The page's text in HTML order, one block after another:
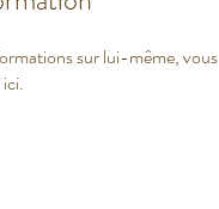
sur lui-même, vous